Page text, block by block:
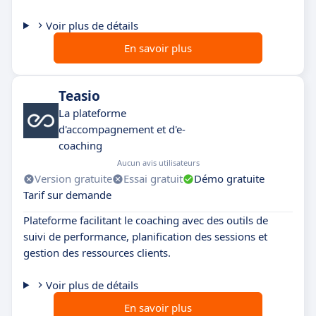
Voir plus de détails
En savoir plus
Teasio
La plateforme
d'accompagnement et d'e-
coaching
Aucun avis utilisateurs
Version gratuite Essai gratuit
Démo gratuite
Tarif sur demande
Plateforme facilitant le coaching avec des outils de
suivi de performance, planification des sessions et
gestion des ressources clients.
Voir plus de détails
En savoir plus